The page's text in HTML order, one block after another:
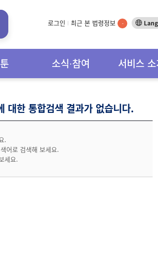
로그인 최근 본 법령정보 -
소식∙참여 서비스
대한 통합검색 결과가 없습니다.
.
어로 검색해 보세요.
세요.